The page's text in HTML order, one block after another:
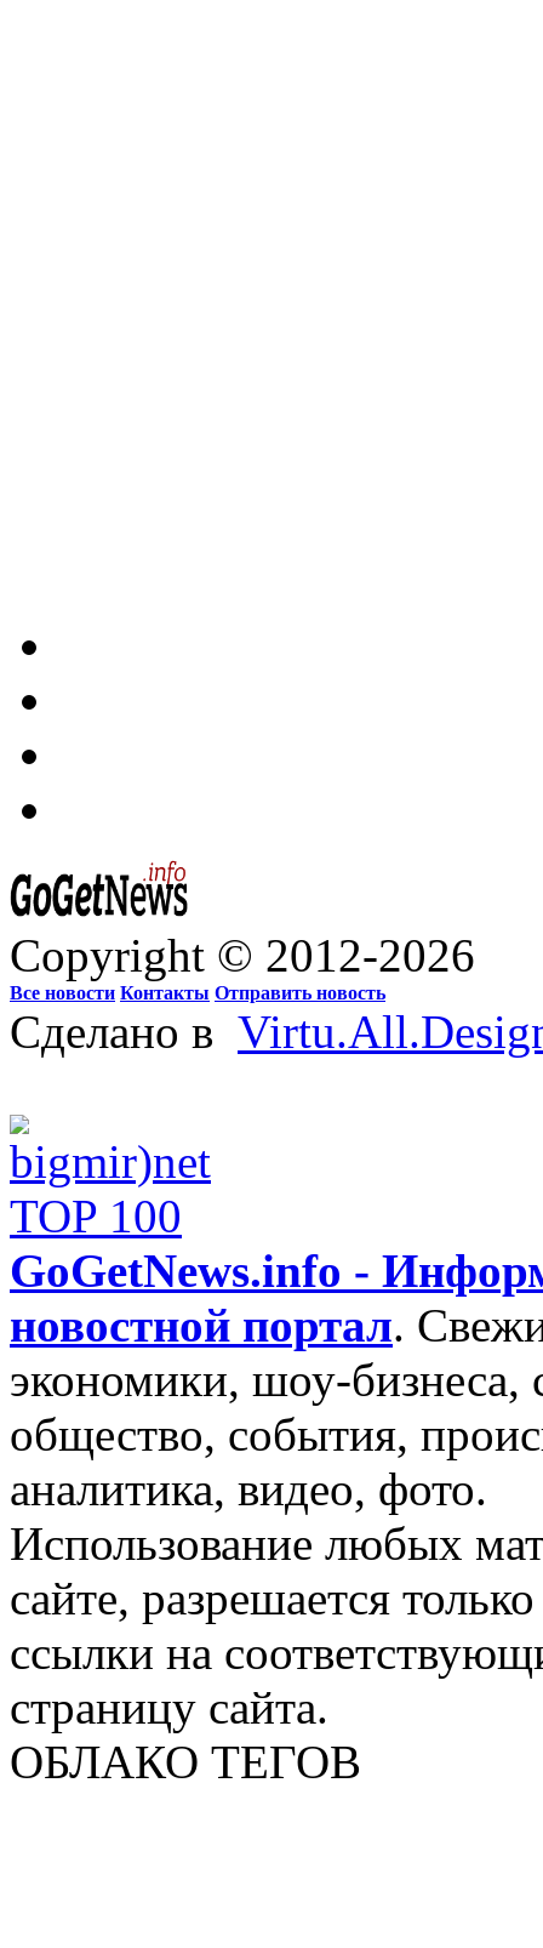
Copyright © 2012-2026
Все новости Контакты Отправить новость
Сделано в
GoGetNews.info -
новостной портал.
экономики, шоу-бизнеса,
общество, события,
аналитика, видео, фото.
Использование любых
сайте, разрешается
ссылки на
страницу сайта.
ОБЛАКО ТЕГОВ